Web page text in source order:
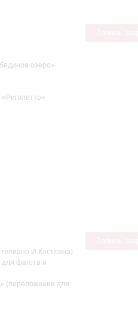
озеро»
И.Костлана)
фагота и
(переложение для